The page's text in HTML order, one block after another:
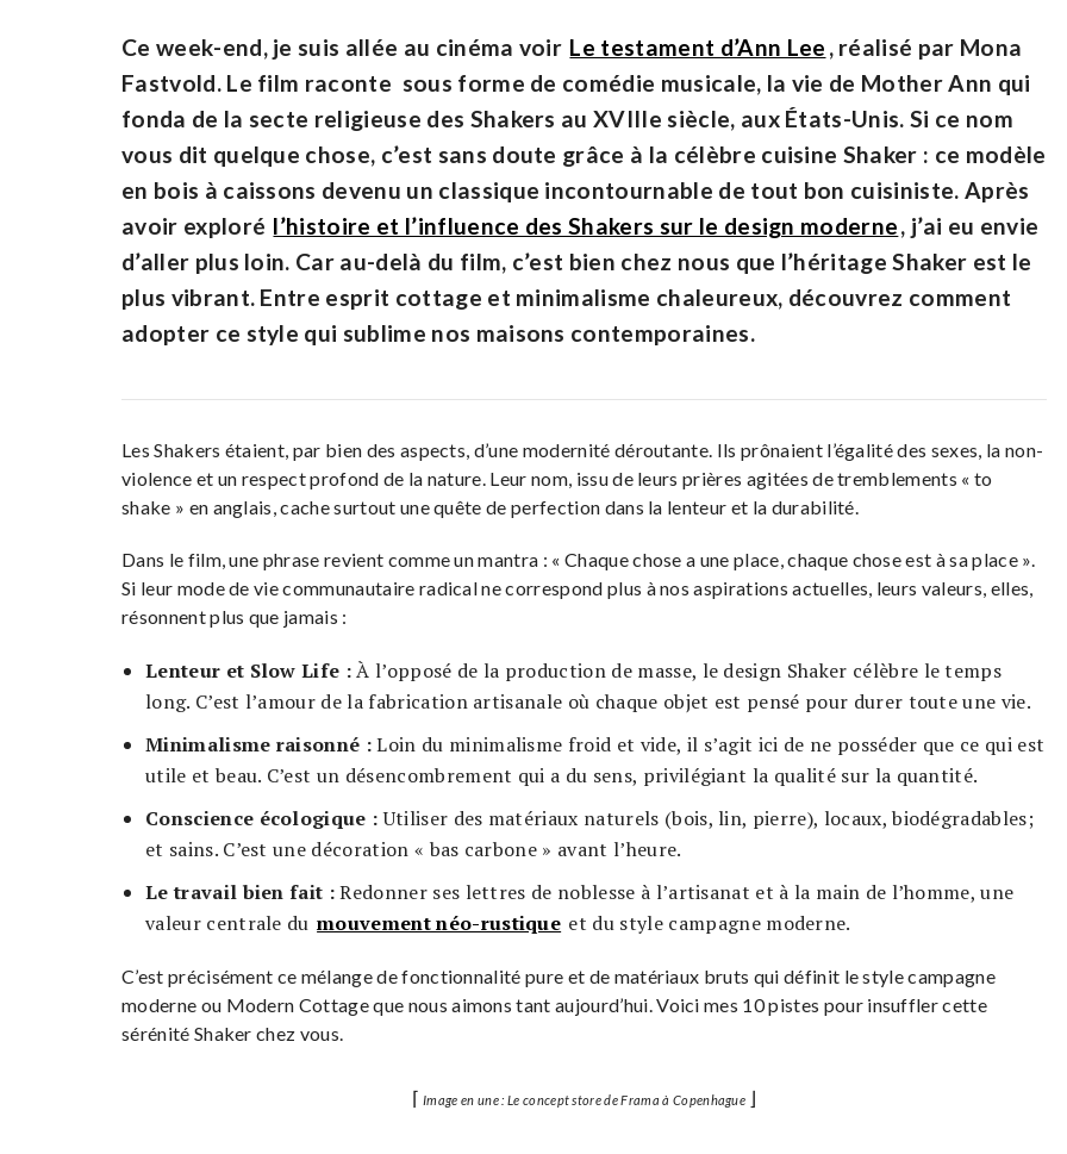
Ce week-end, je suis allée au cinéma voir Le testament d’Ann Lee , réalisé par Mona
Fastvold. Le film raconte sous forme de comédie musicale, la vie de Mother Ann qui
fonda de la secte religieuse des Shakers au XVIIIe siècle, aux États-Unis. Si ce nom
vous dit quelque chose, c’est sans doute grâce à la célèbre cuisine Shaker : ce modèle
en bois à caissons devenu un classique incontournable de tout bon cuisiniste. Après
avoir exploré l’histoire et l’influence des Shakers sur le design moderne, j’ai eu envie
d’aller plus loin. Car au-delà du film, c’est bien chez nous que l’héritage Shaker est le
plus vibrant. Entre esprit cottage et minimalisme chaleureux, découvrez comment
adopter ce style qui sublime nos maisons contemporaines.
Les Shakers étaient, par bien des aspects, d’une modernité déroutante. Ils prônaient l’égalité des sexes, la non-
violence et un respect profond de la nature. Leur nom, issu de leurs prières agitées de tremblements « to
shake » en anglais, cache surtout une quête de perfection dans la lenteur et la durabilité.
Dans le film, une phrase revient comme un mantra : « Chaque chose a une place, chaque chose est à sa place ».
Si leur mode de vie communautaire radical ne correspond plus à nos aspirations actuelles, leurs valeurs, elles,
résonnent plus que jamais :
Lenteur et Slow Life :À l’opposé de la production de masse, le design Shaker célèbre le temps
long. C’est l’amour de la fabrication artisanale où chaque objet est pensé pour durer toute une vie.
Minimalisme raisonné :Loin du minimalisme froid et vide, il s’agit ici de ne posséder que ce qui est
utile et beau. C’est un désencombrement qui a du sens, privilégiant la qualité sur la quantité.
Conscience écologique :Utiliser des matériaux naturels (bois, lin, pierre), locaux, biodégradables;
et sains. C’est une décoration « bas carbone » avant l’heure.
Le travail bien fait :Redonner ses lettres de noblesse à l’artisanat et à la main de l’homme, une
valeur centrale du mouvement néo-rustique et du style campagne moderne.
C’est précisément ce mélange de fonctionnalité pure et de matériaux bruts qui définit le style campagne
moderne ou Modern Cottage que nous aimons tant aujourd’hui. Voici mes 10 pistes pour insuffler cette
sérénité Shaker chez vous.
⌈Image en une : Le concept store de Frama à Copenhague ⌋